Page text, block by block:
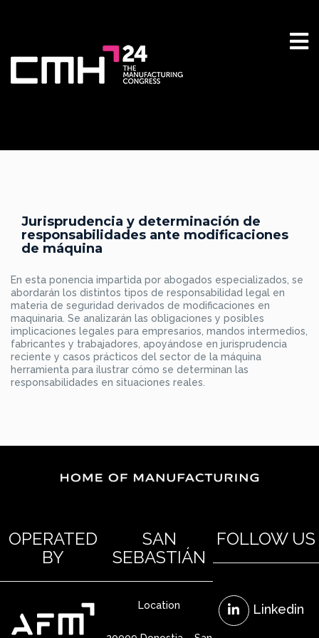
Jurisprudencia y determinación de
responsabilidades ante modificaciones
de máquina
En esta ponencia impartida por abogados especializados, se
abordarán los distintos tipos de responsabilidad legal en
materia de seguridad derivados de modificaciones en
maquinaria. Se analizarán las obligaciones y posibles
implicaciones legales para empresarios, mandos intermedios,
fabricantes y trabajadores, apoyándose en jurisprudencia
reciente y casos prácticos del sector de la máquina
herramienta para ilustrar cómo se determinan las
responsabilidades en situaciones reales.
OPERATED
BY
SAN
SEBASTIÁN
Location
FOLLOW US
Linkedin